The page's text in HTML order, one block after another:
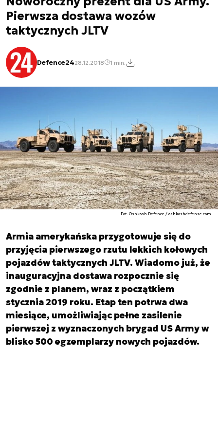
Pierwsza dostawa wozów
taktycznych JLTV
Defence2428.12.2018 1 min.
Fot. Oshkosh Defence / oshkoshdefense.com
Armia amerykańska przygotowuje się do
przyjęcia pierwszego rzutu lekkich kołowych
pojazdów taktycznych JLTV. Wiadomo już, że
inauguracyjna dostawa rozpocznie się
zgodnie z planem, wraz z początkiem
stycznia 2019 roku. Etap ten potrwa dwa
miesiące, umożliwiając pełne zasilenie
pierwszej z wyznaczonych brygad US Army w
blisko 500 egzemplarzy nowych pojazdów.